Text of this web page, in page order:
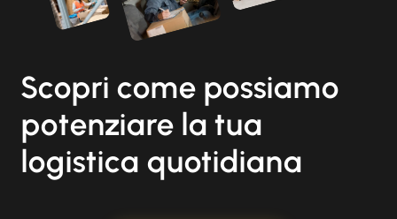
Scopri come possiamo
potenziare la tua
logistica quotidiana